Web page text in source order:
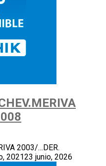
2003/…DER.
202123 junio, 2026